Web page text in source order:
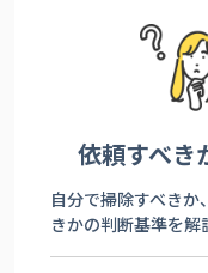
依頼すべき
自分で掃除すべきか
きかの判断基準を解